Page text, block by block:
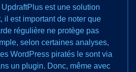
est une solution
il est important de noter que
régulière ne protège pas
selon certaines analyses,
WordPress piratés le sont via
un plugin. Donc, même avec